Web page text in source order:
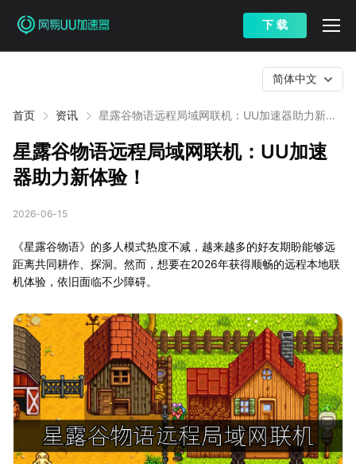
下 载
首页 资讯
星露谷物语远程局域网联机：UU加速器助力新体
简体中文
星露谷物语远程局域网联机：UU加速
器助力新体验！
2026-06-15
《星露谷物语》的多人模式热度不减，越来越多的好友期盼能够远
距离共同耕作、探洞。然而，想要在2026年获得顺畅的远程本地联
机体验，依旧面临不少障碍。